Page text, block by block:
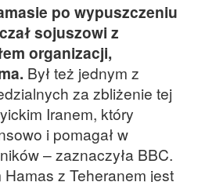
po wypuszczeniu
sojuszowi z
organizacji,
Był też jednym z
za zbliżenie tej
Iranem, który
i pomagał w
– zaznaczyła BBC.
z Teheranem jest